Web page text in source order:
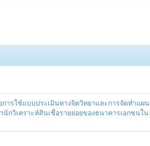
ารใช้แบบประเมินทางจิตวิทยาและการจัดทำแผน
กวิเคราะห์สินเชื่อรายย่อยของธนาคารเอกชนใน